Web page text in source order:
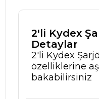
2'li Kydex
Detaylar
2'li Kydex
özelliklerine
bakabilirsiniz